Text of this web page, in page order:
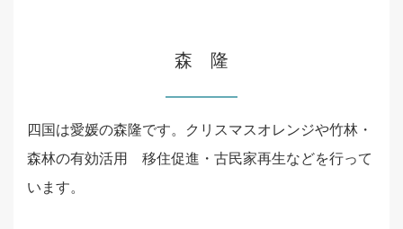
森 隆
四国は愛媛の森隆です。クリスマスオレンジや竹林・
森林の有効活用 移住促進・古民家再生などを行って
います。